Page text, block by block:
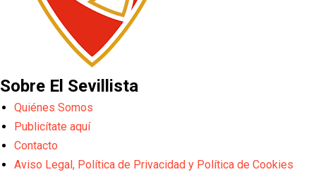
Sobre El Sevillista
Quiénes Somos
Publicítate aquí
Contacto
Aviso Legal, Política de Privacidad y Política de Cookies